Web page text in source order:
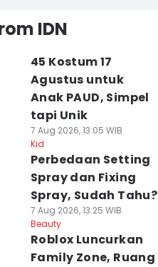
IDN
45 Kostum 17
Agustus untuk
Anak PAUD, Simpel
tapi Unik
7 Aug 2026, 13:05 WIB
Kid
Perbedaan Setting
Spray dan Fixing
Spray, Sudah Tahu?
7 Aug 2026, 13:25 WIB
Beauty
Roblox Luncurkan
Family Zone, Ruang